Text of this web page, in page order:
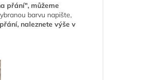
přání", můžeme
barvu napište,
naleznete výše v